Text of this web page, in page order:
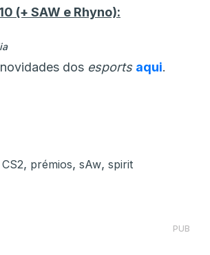
(+ SAW e Rhyno):
dos esports aqui.
CS2, prémios, sAw, spirit
PUB